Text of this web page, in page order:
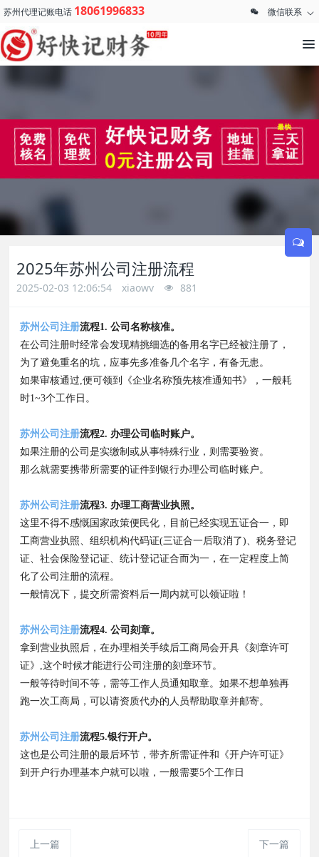
苏州代理记账电话 18061996833 微信联系
2025年苏州公司注册流程
2025-02-03 12:06:54 xiaowv 881
苏州公司注册流程1. 公司名称核准。
在公司注册时经常会发现精挑细选的备用名字已经被注册了，
为了避免重名的坑，应事先多准备几个名字，有备无患。
如果审核通过,便可领到《企业名称预先核准通知书》，一般耗
时1~3个工作日。
苏州公司注册流程2. 办理公司临时账户。
如果注册的公司是实缴制或从事特殊行业，则需要验资。
那么就需要携带所需要的证件到银行办理公司临时账户。
苏州公司注册流程3. 办理工商营业执照。
这里不得不感慨国家政策便民化，目前已经实现五证合一，即
工商营业执照、组织机构代码证(三证合一后取消了)、税务登记
证、社会保险登记证、统计登记证合而为一，在一定程度上简
化了公司注册的流程。
一般情况下，提交所需资料后一周内就可以领证啦！
苏州公司注册流程4. 公司刻章。
拿到营业执照后，在办理相关手续后工商局会开具《刻章许可
证》,这个时候才能进行公司注册的刻章环节。
一般等待时间不等，需等工作人员通知取章。如果不想单独再
跑一次工商局，可以请资质代办的人员帮助取章并邮寄。
苏州公司注册流程5.银行开户。
这也是公司注册的最后环节，带齐所需证件和《开户许可证》
到开户行办理基本户就可以啦，一般需要5个工作日
上一篇 下一篇